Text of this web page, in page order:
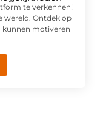
te verkennen!
wereld. Ontdek op
kunnen motiveren